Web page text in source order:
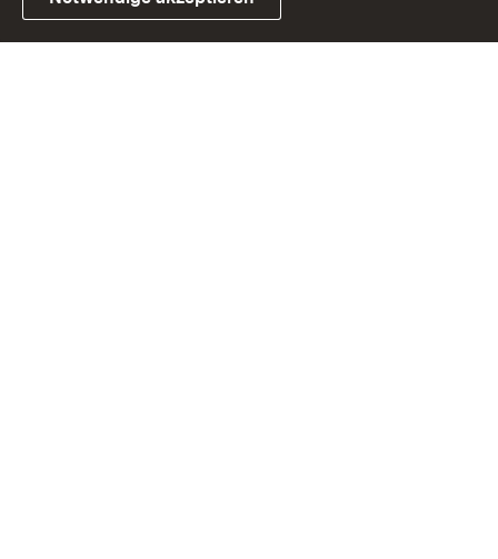
Link zum Landesportal